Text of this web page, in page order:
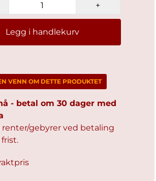
+
Legg i handlekurv
VENN OM DETTE PRODUKTET
- betal om 30 dager med
renter/gebyrer ved betaling